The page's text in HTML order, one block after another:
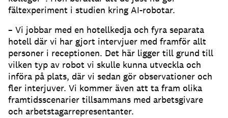
fältexperiment i studien kring AI-robotar.
– Vi jobbar med en hotellkedja och fyra separata
hotell där vi har gjort intervjuer med framför allt
personer i receptionen. Det här ligger till grund till
vilken typ av robot vi skulle kunna utveckla och
införa på plats, där vi sedan gör observationer och
fler interjuver. Vi kommer även att ta fram olika
framtidsscenarier tillsammans med arbetsgivare
och arbetstagarrepresentanter.